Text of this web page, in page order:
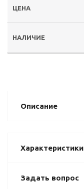
Описание
Характеристики
Задать вопрос